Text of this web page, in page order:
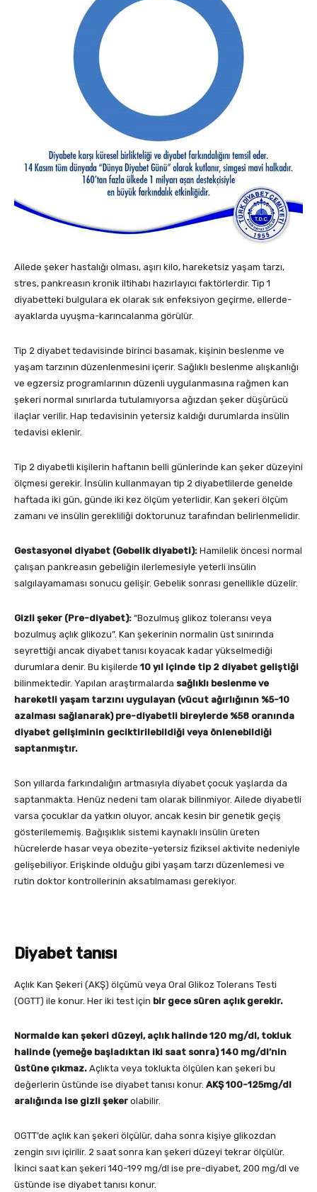
Ailede şeker hastalığı olması, aşırı kilo, hareketsiz yaşam tarzı,
stres, pankreasın kronik iltihabı hazırlayıcı faktörlerdir. Tip 1
diyabetteki bulgulara ek olarak sık enfeksiyon geçirme, ellerde-
ayaklarda uyuşma-karıncalanma görülür.
Tip 2 diyabet tedavisinde birinci basamak, kişinin beslenme ve
yaşam tarzının düzenlenmesini içerir. Sağlıklı beslenme alışkanlığı
ve egzersiz programlarının düzenli uygulanmasına rağmen kan
şekeri normal sınırlarda tutulamıyorsa ağızdan şeker düşürücü
ilaçlar verilir. Hap tedavisinin yetersiz kaldığı durumlarda insülin
tedavisi eklenir.
Tip 2 diyabetli kişilerin haftanın belli günlerinde kan şeker düzeyini
ölçmesi gerekir. İnsülin kullanmayan tip 2 diyabetlilerde genelde
haftada iki gün, günde iki kez ölçüm yeterlidir. Kan şekeri ölçüm
zamanı ve insülin gerekliliği doktorunuz tarafından belirlenmelidir.
Gestasyonel diyabet (Gebelik diyabeti): Hamilelik öncesi normal
çalışan pankreasın gebeliğin ilerlemesiyle yeterli insülin
salgılayamaması sonucu gelişir. Gebelik sonrası genellikle düzelir.
Gizli şeker (Pre-diyabet): “Bozulmuş glikoz toleransı veya
bozulmuş açlık glikozu”. Kan şekerinin normalin üst sınırında
seyrettiği ancak diyabet tanısı koyacak kadar yükselmediği
durumlara denir. Bu kişilerde 10 yıl içinde tip 2 diyabet geliştiği
bilinmektedir. Yapılan araştırmalarda sağlıklı beslenme ve
hareketli yaşam tarzını uygulayan (vücut ağırlığının %5-10
azalması sağlanarak) pre-diyabetli bireylerde %58 oranında
diyabet gelişiminin geciktirilebildiği veya önlenebildiği
saptanmıştır.
Son yıllarda farkındalığın artmasıyla diyabet çocuk yaşlarda da
saptanmakta. Henüz nedeni tam olarak bilinmiyor. Ailede diyabetli
varsa çocuklar da yatkın oluyor, ancak kesin bir genetik geçiş
gösterilememiş. Bağışıklık sistemi kaynaklı insülin üreten
hücrelerde hasar veya obezite-yetersiz fiziksel aktivite nedeniyle
gelişebiliyor. Erişkinde olduğu gibi yaşam tarzı düzenlemesi ve
rutin doktor kontrollerinin aksatılmaması gerekiyor.
Diyabet tanısı
Açlık Kan Şekeri (AKŞ) ölçümü veya Oral Glikoz Tolerans Testi
(OGTT) ile konur. Her iki test için bir gece süren açlık gerekir.
Normalde kan şekeri düzeyi, açlık halinde 120 mg/dl, tokluk
halinde (yemeğe başladıktan iki saat sonra) 140 mg/dl’nin
üstüne çıkmaz. Açlıkta veya toklukta ölçülen kan şekeri bu
değerlerin üstünde ise diyabet tanısı konur. AKŞ 100-125mg/dl
aralığında ise gizli şeker olabilir.
OGTT’de açlık kan şekeri ölçülür, daha sonra kişiye glikozdan
zengin sıvı içirilir. 2 saat sonra kan şekeri düzeyi tekrar ölçülür.
İkinci saat kan şekeri 140-199 mg/dl ise pre-diyabet, 200 mg/dl ve
üstünde ise diyabet tanısı konur.